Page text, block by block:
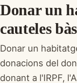
Donar un
cauteles
Donar un
donacions del
donant a l'IRPF,